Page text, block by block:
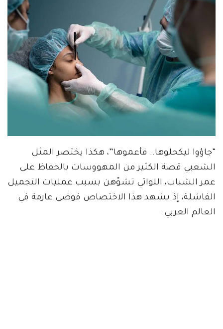
“جاؤوا ليكحلوها.. فأعموها”، هكذا يختصر المثل
الشعبي قصة الكثير من المهووسات بالحفاظ على
عمر الشباب، اللواتي تشوّهن بسبب عمليات التجميل
الفاشلة، إذ يشهد هذا الاختصاص فوضى عارمة في
العالم العربي.